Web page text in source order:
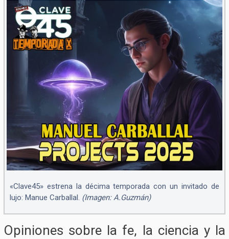
«Clave45» estrena la décima temporada con un invitado de
lujo: Manue Carballal. (Imagen: A.Guzmán)
Opiniones sobre la fe, la ciencia y la